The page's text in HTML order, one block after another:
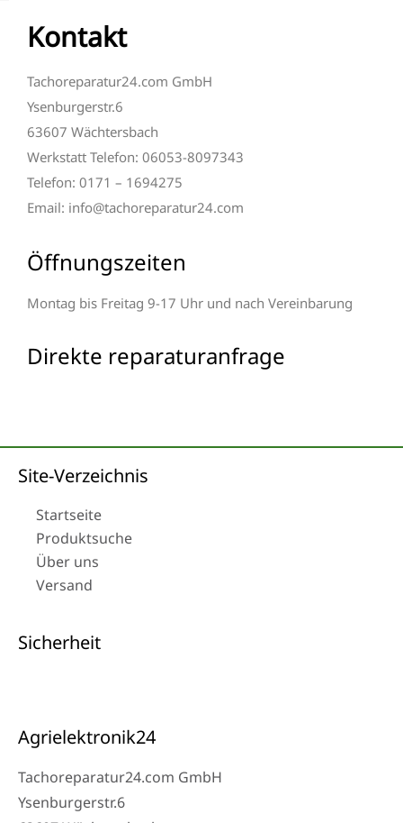
Kontakt
Tachoreparatur24.com GmbH
Ysenburgerstr.6
63607 Wächtersbach
Werkstatt Telefon: 06053-8097343
Telefon: 0171 – 1694275
Email: info@tachoreparatur24.com
Öffnungszeiten
Montag bis Freitag 9-17 Uhr und nach Vereinbarung
Direkte reparaturanfrage
Site-Verzeichnis
Startseite
Produktsuche
Über uns
Versand
Sicherheit
Agrielektronik24
Tachoreparatur24.com GmbH
Ysenburgerstr.6